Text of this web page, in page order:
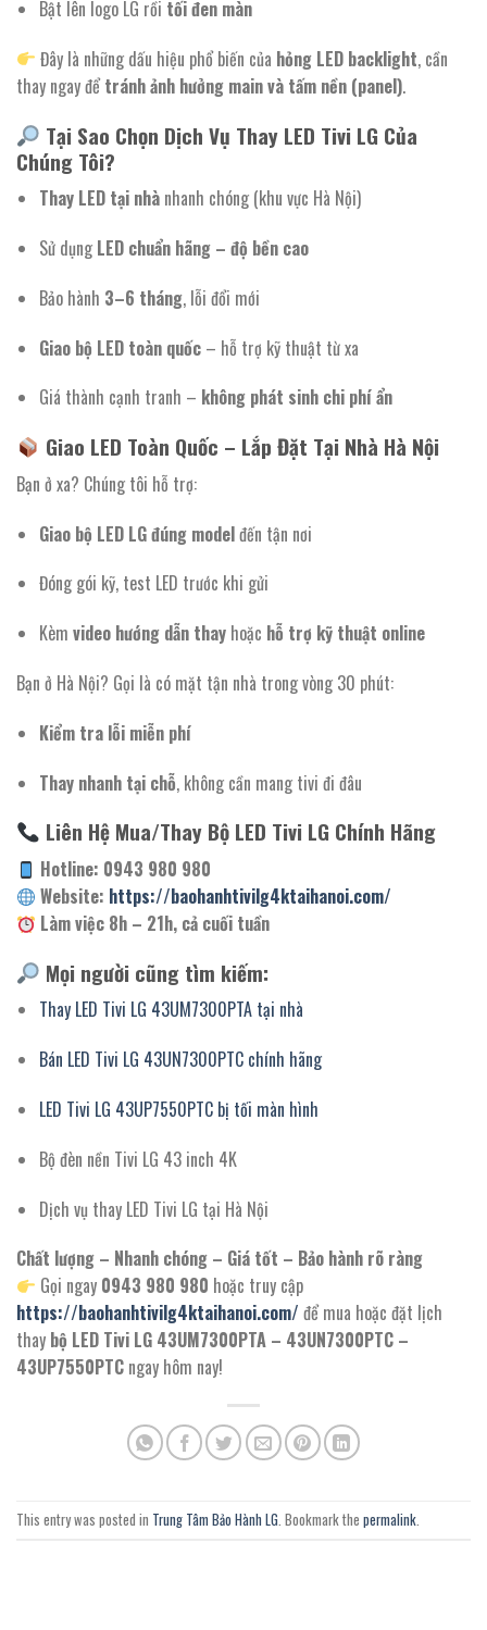
Bật lên logo LG rồi tối đen màn
Đây là những dấu hiệu phổ biến của hỏng LED backlight, cần
thay ngay đểtránh ảnh hưởng main và tấm nền (panel).
Tại Sao Chọn Dịch Vụ Thay LED Tivi LG Của
Chúng Tôi?
Thay LED tại nhànhanh chóng (khu vực Hà Nội)
Sử dụng LED chuẩn hãng – độ bền cao
Bảo hành 3–6 tháng, lỗi đổi mới
Giao bộ LED toàn quốc– hỗ trợ kỹ thuật từ xa
Giá thành cạnh tranh – không phát sinh chi phí ẩn
Giao LED Toàn Quốc – Lắp Đặt Tại Nhà Hà Nội
Bạn ở xa? Chúng tôi hỗ trợ:
Giao bộ LED LG đúng modelđến tận nơi
Đóng gói kỹ, test LED trước khi gửi
Kèm video hướng dẫn thayhoặc hỗ trợ kỹ thuật online
Bạn ở Hà Nội? Gọi là có mặt tận nhà trong vòng 30 phút:
Kiểm tra lỗi miễn phí
Thay nhanh tại chỗ, không cần mang tivi đi đâu
Liên Hệ Mua/Thay Bộ LED Tivi LG Chính Hãng
Hotline: 0943 980 980
Website: https://baohanhtivilg4ktaihanoi.com/
Làm việc 8h – 21h, cả cuối tuần
Mọi người cũng tìm kiếm:
Thay LED Tivi LG 43UM7300PTA tại nhà
Bán LED Tivi LG 43UN7300PTC chính hãng
LED Tivi LG 43UP7550PTC bị tối màn hình
Bộ đèn nền Tivi LG 43 inch 4K
Dịch vụ thay LED Tivi LG tại Hà Nội
Chất lượng – Nhanh chóng – Giá tốt – Bảo hành rõ ràng
Gọi ngay 0943 980 980 hoặc truy cập
https://baohanhtivilg4ktaihanoi.com/ để mua hoặc đặt lịch
thay bộ LED Tivi LG 43UM7300PTA – 43UN7300PTC –
43UP7550PTC ngay hôm nay!
This entry was posted in Trung Tâm Bảo Hành LG . Bookmark the permalink